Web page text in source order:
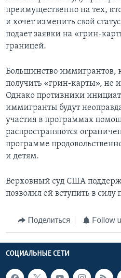
преимущественно на тех,
и хочет изменить свой
подает заявки на «грин-
границей.
Большинство иммигрантов,
получить «грин-карты», не
Однако противники
иммигранты будут
участия в программах
распространяются
программе
и детям.
Верховный суд США
позволил ей вступить в силу
Поделиться Follow
СОЦИАЛЬНЫЕ СЕТИ